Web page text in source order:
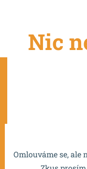
Nic
Omlouváme se,